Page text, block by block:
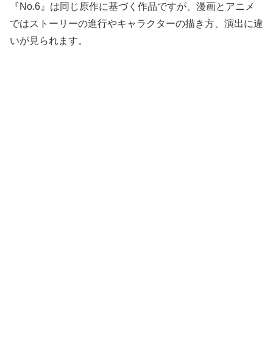
『No.6』は同じ原作に基づく作品ですが、漫画とアニメ
ではストーリーの進行やキャラクターの描き方、演出に違
いが見られます。